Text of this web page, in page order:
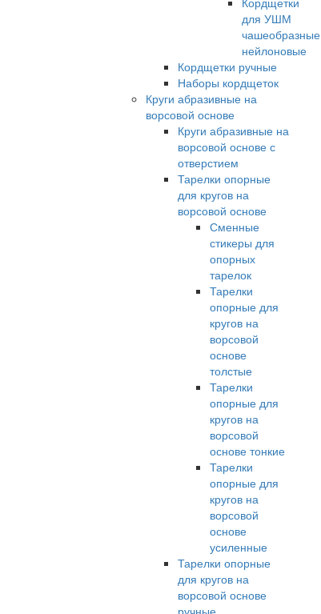
для УШМ
чашеобразные
нейлоновые
Кордщетки ручные
Наборы кордщеток
Круги абразивные на
ворсовой основе
Круги абразивные на
ворсовой основе с
отверстием
Тарелки опорные
для кругов на
ворсовой основе
Сменные
стикеры для
опорных
тарелок
Тарелки
опорные для
кругов на
ворсовой
основе
толстые
Тарелки
опорные для
кругов на
ворсовой
основе тонкие
Тарелки
опорные для
кругов на
ворсовой
основе
усиленные
Тарелки опорные
для кругов на
ворсовой основе
ручные